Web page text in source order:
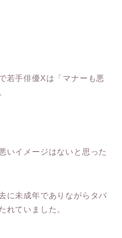
若手俳優Xは「マナーも悪
いイメージはないと思った
に未成年でありながらタバ
れていました。